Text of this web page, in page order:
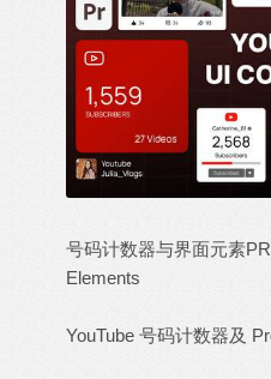
号码计数器与界面元素
Elements
YouTube 号码计数器及